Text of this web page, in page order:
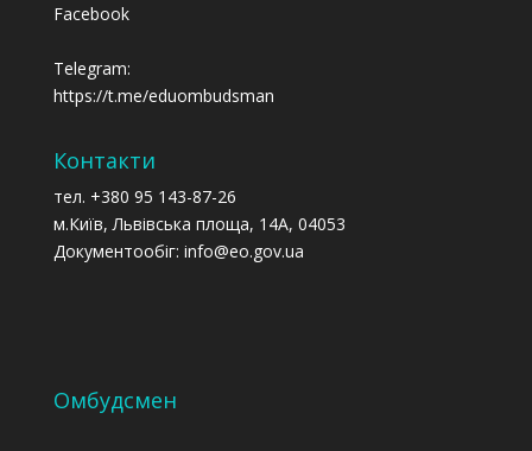
Facebook
Telegram:
https://t.me/eduombudsman
Контакти
тел. +380 95 143-87-26
м.Київ, Львівська площа, 14А, 04053
Документообіг: info@eo.gov.ua
Омбудсмен